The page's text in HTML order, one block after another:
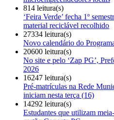
814 leitura(s)
‘Feira Verde’ fecha 1º
material reciclável recolhido
27334 leitura(s)
Novo calendário do
20600 leitura(s)
No site e pelo ‘Zap PG’,
2026
16247 leitura(s)
Pré-matrículas na Rede
iniciam nesta terça (16)
14292 leitura(s)
Estudantes que utilizam